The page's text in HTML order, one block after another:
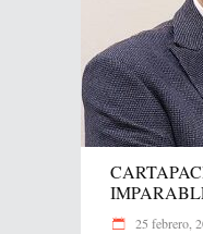
25 febrero,